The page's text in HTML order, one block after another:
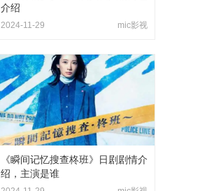
介绍
2024-11-29 mic影视
《瞬间记忆搜查柊班》日剧剧情介
绍，主演是谁